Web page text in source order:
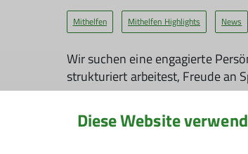
Mithelfen Mithelfen Highlights News
Wir suchen eine engagierte
strukturiert arbeitest, Freude an
Diese Website